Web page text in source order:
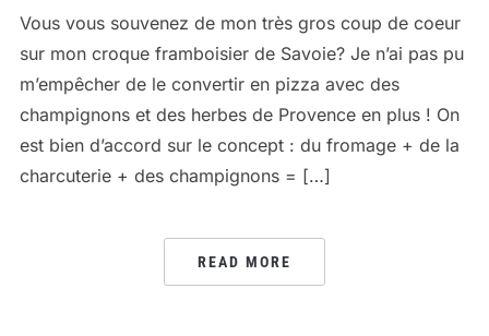
Vous vous souvenez de mon très gros coup de coeur
sur mon croque framboisier de Savoie? Je n’ai pas pu
m’empêcher de le convertir en pizza avec des
champignons et des herbes de Provence en plus ! On
est bien d’accord sur le concept : du fromage + de la
charcuterie + des champignons = […]
READ MORE